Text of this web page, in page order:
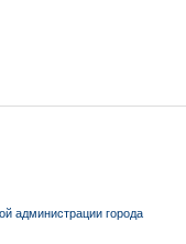
администрации города